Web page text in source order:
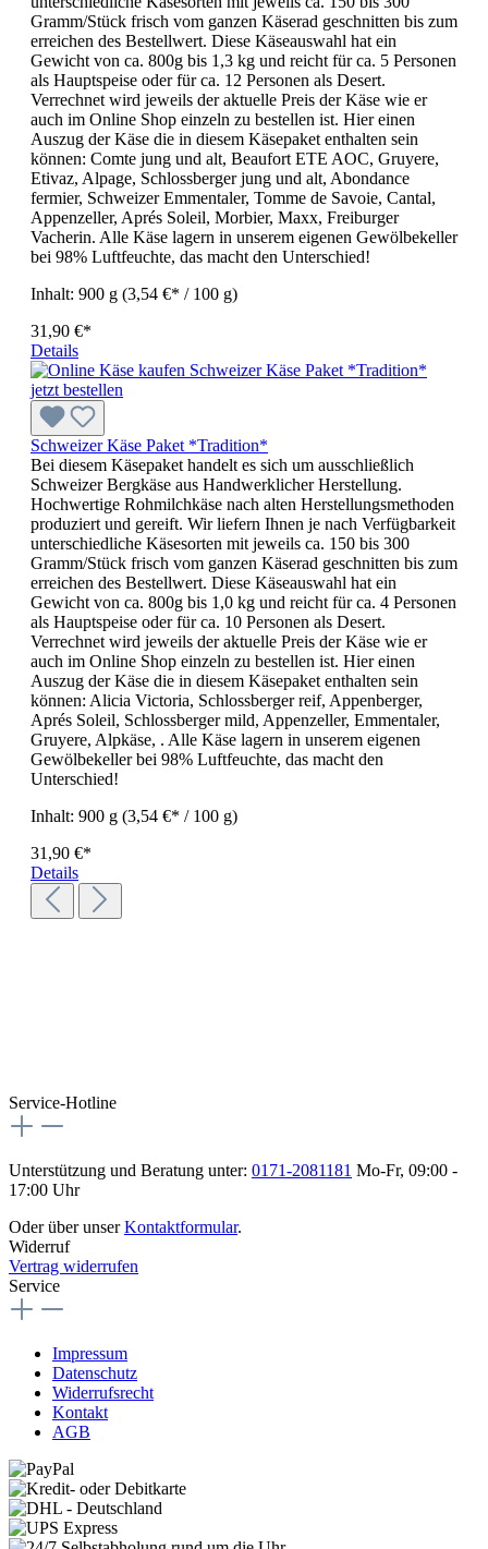
Gramm/Stück frisch vom ganzen Käserad geschnitten bis zum
erreichen des Bestellwert. Diese Käseauswahl hat ein
Gewicht von ca. 800g bis 1,3 kg und reicht für ca. 5 Personen
als Hauptspeise oder für ca. 12 Personen als Desert.
Verrechnet wird jeweils der aktuelle Preis der Käse wie er
auch im Online Shop einzeln zu bestellen ist. Hier einen
Auszug der Käse die in diesem Käsepaket enthalten sein
können: Comte jung und alt, Beaufort ETE AOC, Gruyere,
Etivaz, Alpage, Schlossberger jung und alt, Abondance
fermier, Schweizer Emmentaler, Tomme de Savoie, Cantal,
Appenzeller, Aprés Soleil, Morbier, Maxx, Freiburger
Vacherin. Alle Käse lagern in unserem eigenen Gewölbekeller
bei 98% Luftfeuchte, das macht den Unterschied!
Inhalt: 900 g (3,54 €* / 100 g)
31,90 €*
Details
Schweizer Käse Paket *Tradition*
Bei diesem Käsepaket handelt es sich um ausschließlich
Schweizer Bergkäse aus Handwerklicher Herstellung.
Hochwertige Rohmilchkäse nach alten Herstellungsmethoden
produziert und gereift. Wir liefern Ihnen je nach Verfügbarkeit
unterschiedliche Käsesorten mit jeweils ca. 150 bis 300
Gramm/Stück frisch vom ganzen Käserad geschnitten bis zum
erreichen des Bestellwert. Diese Käseauswahl hat ein
Gewicht von ca. 800g bis 1,0 kg und reicht für ca. 4 Personen
als Hauptspeise oder für ca. 10 Personen als Desert.
Verrechnet wird jeweils der aktuelle Preis der Käse wie er
auch im Online Shop einzeln zu bestellen ist. Hier einen
Auszug der Käse die in diesem Käsepaket enthalten sein
können: Alicia Victoria, Schlossberger reif, Appenberger,
Aprés Soleil, Schlossberger mild, Appenzeller, Emmentaler,
Gruyere, Alpkäse, . Alle Käse lagern in unserem eigenen
Gewölbekeller bei 98% Luftfeuchte, das macht den
Unterschied!
Inhalt: 900 g (3,54 €* / 100 g)
31,90 €*
Details
Service-Hotline
Unterstützung und Beratung unter: 0171-2081181 Mo-Fr, 09:00 -
17:00 Uhr
Oder über unserKontaktformular.
Widerruf
Vertrag widerrufen
Service
Impressum
Datenschutz
Widerrufsrecht
Kontakt
AGB